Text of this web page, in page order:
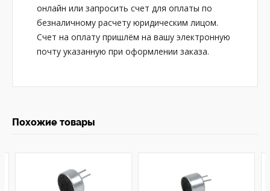
онлайн или запросить счет для оплаты по
безналичному расчету юридическим лицом.
Счет на оплату пришлём на вашу электронную
почту указанную при оформлении заказа.
Похожие товары